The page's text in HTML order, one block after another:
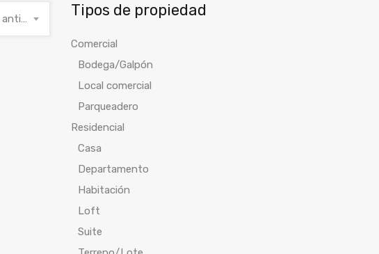
De menor a mayor antigüedad Tipos de propiedad
Comercial
Bodega/Galpón
Local comercial
Parqueadero
Residencial
Casa
Departamento
Habitación
Loft
Suite